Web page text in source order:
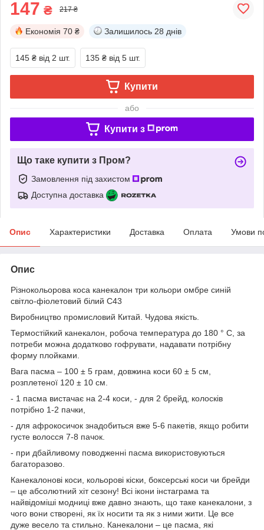
147 ₴ 217 ₴
Економія 70 ₴ Залишилось 28 днів
145 ₴ від 2 шт. 135 ₴ від 5 шт.
Купити
або
Купити з
Що таке купити з Пром?
Замовлення під захистом
Доступна доставка
Опис Характеристики Доставка Оплата Умови
Опис
Різнокольорова коса канекалон три кольори омбре синій
світло-фіолетовий білий C43
Виробництво промисловий Китай. Чудова якість.
Термостійкий канекалон, робоча температура до 180 ° С, за
потреби можна додатково гофрувати, надавати потрібну
форму плойками.
Вага пасма – 100 ± 5 грам, довжина коси 60 ± 5 см,
розплетеної 120 ± 10 см.
- 1 пасма вистачає на 2-4 коси, - для 2 брейд, колосків
потрібно 1-2 пачки,
- для афрокосичок знадобиться вже 5-6 пакетів, якщо робити
густе волосся 7-8 пачок.
- при дбайливому поводженні пасма використовуються
багаторазово.
Канекалонові коси, кольорові кіски, боксерські коси чи брейди
– це абсолютний хіт сезону! Всі ікони інстаграма та
найвідоміші модниці вже давно знають, що таке канекалони, з
чого вони створені, як їх носити та як з ними жити. Це все
дуже весело та стильно. Канекалони – це пасма, які